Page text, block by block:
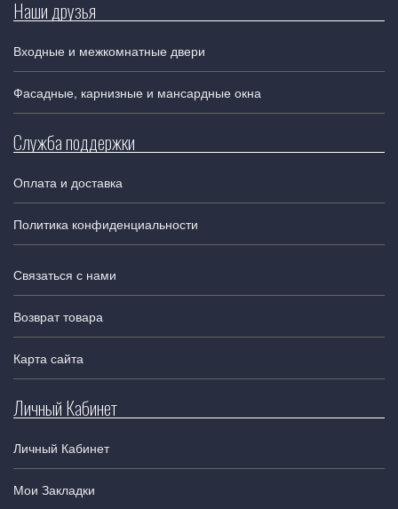
Наши друзья
Входные и межкомнатные двери
Фасадные, карнизные и мансардные окна
Служба поддержки
Оплата и доставка
Политика конфиденциальности
Связаться с нами
Возврат товара
Карта сайта
Личный Кабинет
Личный Кабинет
Мои Закладки